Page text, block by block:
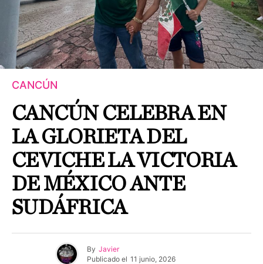
CANCÚN
CANCÚN CELEBRA EN
LA GLORIETA DEL
CEVICHE LA VICTORIA
DE MÉXICO ANTE
SUDÁFRICA
By Javier
Publicado el 11 junio, 2026